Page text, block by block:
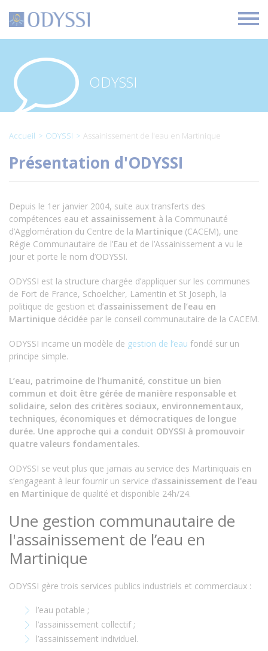
O
d
ODYSSI
Accueil ODYSSI Assainissement de l'eau en Martinique
Présentation d'ODYSSI
Depuis le 1er janvier 2004, suite aux transferts des
compétences eau et assainissement à la Communauté
d’Agglomération du Centre de la Martinique (CACEM), une
Régie Communautaire de l’Eau et de l’Assainissement a vu le
jour et porte le nom d’ODYSSI.
ODYSSI est la structure chargée d’appliquer sur les communes
de Fort de France, Schoelcher, Lamentin et St Joseph, la
politique de gestion et d’assainissement de l’eau en
Martinique décidée par le conseil communautaire de la CACEM.
ODYSSI incarne un modèle de gestion de l’eau fondé sur un
principe simple.
L’eau, patrimoine de l’humanité, constitue un bien
commun et doit être gérée de manière responsable et
solidaire, selon des critères sociaux, environnementaux,
techniques, économiques et démocratiques de longue
durée. Une approche qui a conduit ODYSSI à promouvoir
quatre valeurs fondamentales.
ODYSSI se veut plus que jamais au service des Martiniquais en
s’engageant à leur fournir un service d’assainissement de l'eau
en Martinique de qualité et disponible 24h/24.
Une gestion communautaire de
l'assainissement de l’eau en
Martinique
ODYSSI gère trois services publics industriels et commerciaux :
l’eau potable ;
l’assainissement collectif ;
l’assainissement individuel.